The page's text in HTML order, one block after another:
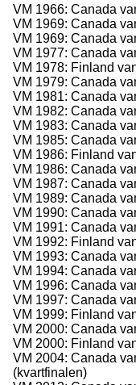
VM 1966: Canada
VM 1969: Canada
VM 1969: Canada
VM 1977: Canada
VM 1978: Finland
VM 1979: Canada
VM 1981: Canada
VM 1982: Canada
VM 1983: Canada
VM 1985: Canada
VM 1986: Finland
VM 1986: Canada
VM 1987: Canada
VM 1989: Canada
VM 1990: Canada
VM 1991: Canada
VM 1992: Finland
VM 1993: Canada
VM 1994: Canada
VM 1996: Canada
VM 1997: Canada
VM 1999: Finland
VM 2000: Canada
VM 2000: Finland
VM 2004: Canada
(kvartfinalen)